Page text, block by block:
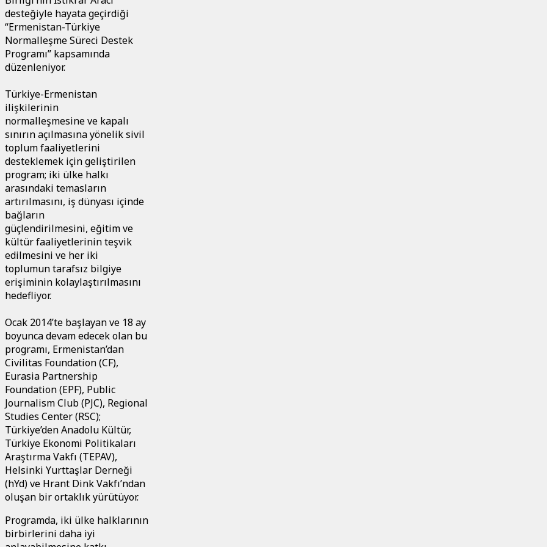
desteğiyle hayata geçirdiği
“Ermenistan-Türkiye
Normalleşme Süreci Destek
Programı” kapsamında
düzenleniyor.
Türkiye-Ermenistan
ilişkilerinin
normalleşmesine ve kapalı
sınırın açılmasına yönelik sivil
toplum faaliyetlerini
desteklemek için geliştirilen
program; iki ülke halkı
arasındaki temasların
artırılmasını, iş dünyası içinde
bağların
güçlendirilmesini, eğitim ve
kültür faaliyetlerinin teşvik
edilmesini ve her iki
toplumun tarafsız bilgiye
erişiminin kolaylaştırılmasını
hedefliyor.
Ocak 2014’te başlayan ve 18 ay
boyunca devam edecek olan bu
programı, Ermenistan’dan
Civilitas Foundation (CF),
Eurasia Partnership
Foundation (EPF), Public
Journalism Club (PJC), Regional
Studies Center (RSC);
Türkiye’den Anadolu Kültür,
Türkiye Ekonomi Politikaları
Araştırma Vakfı (TEPAV),
Helsinki Yurttaşlar Derneği
(hYd) ve Hrant Dink Vakfı’ndan
oluşan bir ortaklık yürütüyor.
Programda, iki ülke halklarının
birbirlerini daha iyi